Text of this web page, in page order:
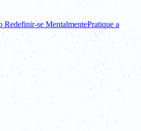
Redefinir-se MentalmentePratique a